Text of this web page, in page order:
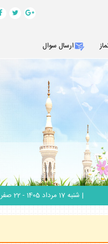
ارسال سوال
| شنبه 17 مرداد 1405 - 22 صفر 1448